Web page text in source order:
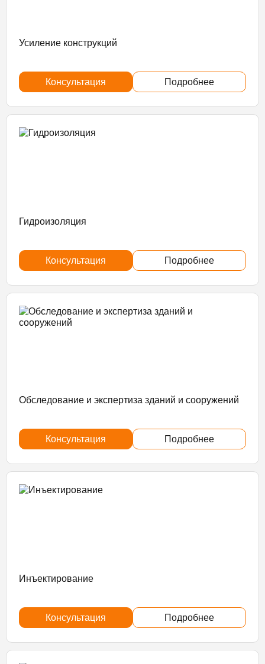
Усиление конструкций
Консультация Подробнее
Гидроизоляция
Консультация Подробнее
Обследование и экспертиза зданий и сооружений
Консультация Подробнее
Инъектирование
Консультация Подробнее